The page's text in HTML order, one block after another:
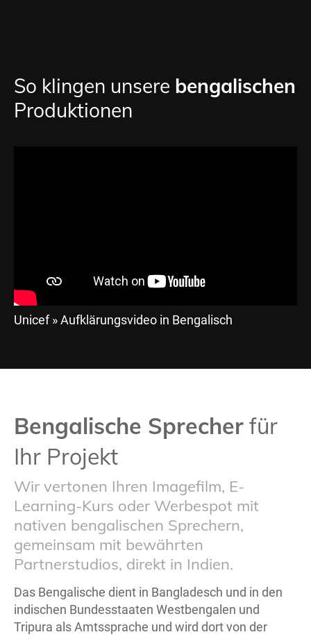
So klingen unsere bengalischen
Produktionen
Unicef » Aufklärungsvideo in Bengalisch
Bengalische Sprecher für
Ihr Projekt
Wir vertonen Ihren Imagefilm, E-
Learning-Kurs oder Werbespot mit
nativen bengalischen Sprechern,
gemeinsam mit bewährten
Partnerstudios, direkt in Indien.
Das Bengalische dient in Bangladesch und in den
indischen Bundesstaaten Westbengalen und
Tripura als Amtssprache und wird dort von der